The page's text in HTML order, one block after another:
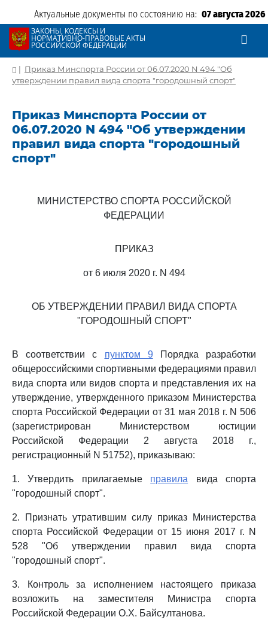
Актуальные документы по состоянию на: 07 августа 2026
ЗАКОНЫ, КОДЕКСЫ И
НОРМАТИВНО-ПРАВОВЫЕ АКТЫ
РОССИЙСКОЙ ФЕДЕРАЦИИ
| Приказ Минспорта России от 06.07.2020 N 494 "Об
утверждении правил вида спорта "городошный спорт"
Приказ Минспорта России от
06.07.2020 N 494 "Об утверждении
правил вида спорта "городошный
спорт"
МИНИСТЕРСТВО СПОРТА РОССИЙСКОЙ
ФЕДЕРАЦИИ
ПРИКАЗ
от 6 июля 2020 г. N 494
ОБ УТВЕРЖДЕНИИ ПРАВИЛ ВИДА СПОРТА
"ГОРОДОШНЫЙ СПОРТ"
В соответствии с пунктом 9 Порядка разработки
общероссийскими спортивными федерациями правил
вида спорта или видов спорта и представления их на
утверждение, утвержденного приказом Министерства
спорта Российской Федерации от 31 мая 2018 г. N 506
(зарегистрирован Министерством юстиции
Российской Федерации 2 августа 2018 г.,
регистрационный N 51752), приказываю:
1. Утвердить прилагаемые правила вида спорта
"городошный спорт".
2. Признать утратившим силу приказ Министерства
спорта Российской Федерации от 15 июня 2017 г. N
528 "Об утверждении правил вида спорта
"городошный спорт".
3. Контроль за исполнением настоящего приказа
возложить на заместителя Министра спорта
Российской Федерации О.Х. Байсултанова.